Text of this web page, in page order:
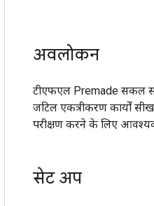
अवलोकन
टीएफएल Premade सकल
जटिल एकत्रीकरण कार्यों
परीक्षण करने के लिए
सेट अप